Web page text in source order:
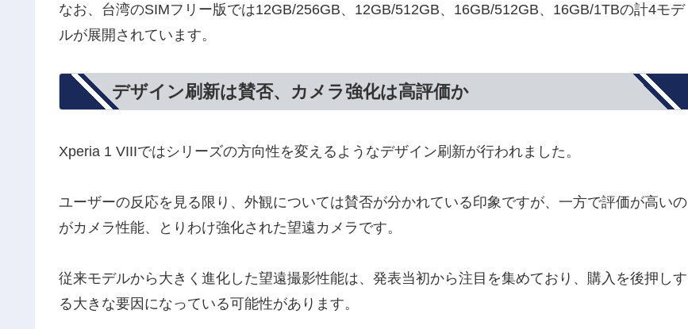
なお、台湾のSIMフリー版では12GB/256GB、12GB/512GB、16GB/512GB、16GB/1TBの計4モデ
ルが展開されています。
デザイン刷新は賛否、カメラ強化は高評価か
Xperia 1 VIIIではシリーズの方向性を変えるようなデザイン刷新が行われました。
ユーザーの反応を見る限り、外観については賛否が分かれている印象ですが、一方で評価が高いの
がカメラ性能、とりわけ強化された望遠カメラです。
従来モデルから大きく進化した望遠撮影性能は、発表当初から注目を集めており、購入を後押しす
る大きな要因になっている可能性があります。